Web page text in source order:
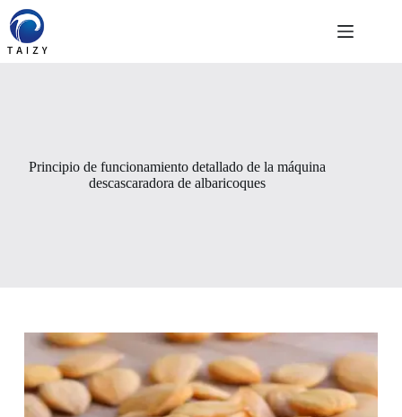
Saltar
contenido
Principio de funcionamiento detallado de la máquina
descascaradora de albaricoques